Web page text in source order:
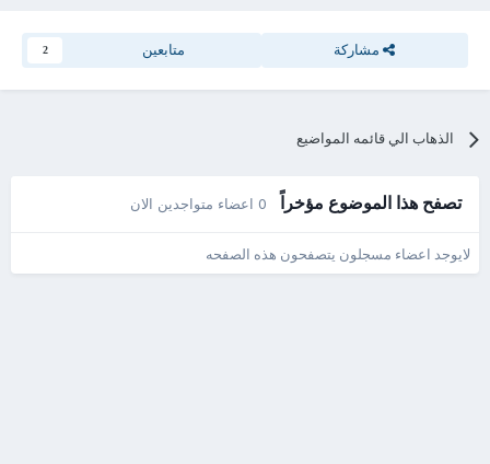
مشاركة متابعين 2
الذهاب الي قائمه المواضيع
تصفح هذا الموضوع مؤخراً 0 اعضاء متواجدين الان
لايوجد اعضاء مسجلون يتصفحون هذه الصفحه